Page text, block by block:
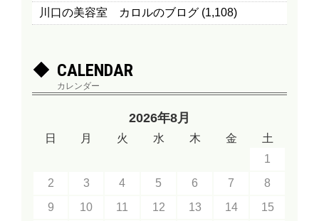
川口の美容室 カロルのブログ (1,108)
CALENDAR
カレンダー
2026年8月
日 月 火 水 木 金
土
1
2
3 4 5 6 7
8
9
10 11 12 13 14
15